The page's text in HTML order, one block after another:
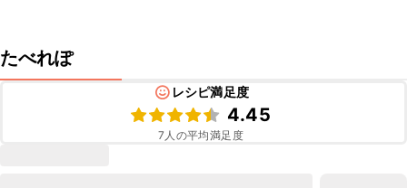
たべれぽ
レシピ満足度
4.45
7 人の平均満足度